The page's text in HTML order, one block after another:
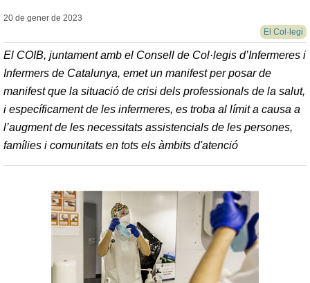
20 de gener de 2023
El Col·legi
El COIB, juntament amb el Consell de Col·legis d’Infermeres i
Infermers de Catalunya, emet un manifest per posar de
manifest que la situació de crisi dels professionals de la salut,
i específicament de les infermeres, es troba al límit a causa a
l’augment de les necessitats assistencials de les persones,
famílies i comunitats en tots els àmbits d'atenció